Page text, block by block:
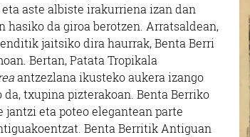
aste albiste irakurriena izan dan
hasiko da giroa berotzen. Arratsaldean,
jaitsiko dira haurrak, Benta Berri
Bertan, Patata Tropikala
antzezlana ikusteko aukera izango
txupina pizterakoan. Benta Berriko
eta poteo elegantean parte
Benta Berritik Antiguan